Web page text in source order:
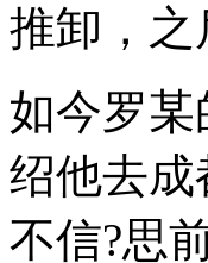
推卸，之
如今罗
绍他去
不信?思